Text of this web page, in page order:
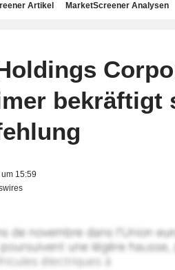
Artikel MarketScreener Analysen
bekräftigt
15:59